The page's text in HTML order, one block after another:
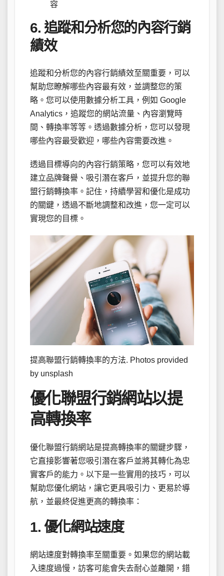
容
6. 追蹤和分析您的內容行銷
績效
追蹤和分析您的內容行銷績效至關重要，可以
幫助您瞭解哪些內容最有效，並調整您的策
略。您可以使用數據分析工具，例如 Google
Analytics，追蹤您的網站流量、內容瀏覽時
間、轉換率等等。透過數據分析，您可以發現
哪些內容最受歡迎，哪些內容需要改進。
透過目標導向的內容行銷策略，您可以有效地
建立品牌聲譽、吸引潛在客戶，並提升您的聯
盟行銷轉換率。記住，持續學習和優化是成功
的關鍵，透過不斷地調整和改進，您一定可以
實現您的目標。
提高聯盟行銷轉換率的方法. Photos provided
by unsplash
優化聯盟行銷網站以提
高轉換率
優化聯盟行銷網站是提高轉換率的關鍵步驟，
它直接影響著您吸引潛在客戶並將其轉化為忠
實客戶的能力。以下是一些實用的技巧，可以
幫助您優化網站，讓它更具吸引力、更易於導
航，並最終促進更高的轉換率：
1. 優化網站速度
網站速度對轉換率至關重要。如果您的網站載
入速度過慢，訪客可能會失去耐心並離開，錯